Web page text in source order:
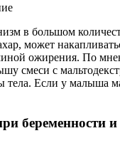
в большом
может
ожирения. По
смеси с
тела. Если у малыша
беременности